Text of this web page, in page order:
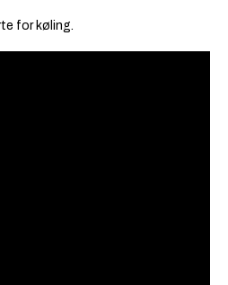
for køling.